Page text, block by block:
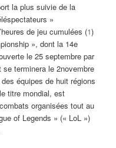
la plus suivie de la
»
de jeu cumulées (1)
», dont la 14e
le 25 septembre par
terminera le 2novembre
équipes de huit régions
titre mondial, est
organisées tout au
of Legends » (« LoL »)